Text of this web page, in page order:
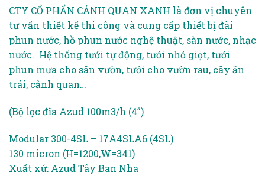
CTY CỔ PHẨN CẢNH QUAN XANH là đơn vị chuyên
tư vấn thiết kế thi công và cung cấp thiết bị đài
phun nước, hồ phun nước nghệ thuật, sàn nước, nhạc
nước. Hệ thống tưới tự động, tưới nhỏ giọt, tưới
phun mưa cho sân vườn, tưới cho vườn rau, cây ăn
trái, cảnh quan…
(Bộ lọc đĩa Azud 100m3/h (4”)
Modular 300-4SL – 17A4SLA6 (4SL)
130 micron (H=1200,W=341)
Xuất xứ: Azud Tây Ban Nha